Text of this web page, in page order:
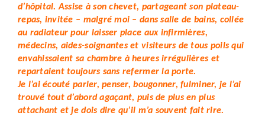
d’hôpital. Assise à son chevet, partageant son plateau-
repas, invitée – malgré moi – dans salle de bains, collée
au radiateur pour laisser place aux infirmières,
médecins, aides-soignantes et visiteurs de tous poils qui
envahissaient sa chambre à heures irrégulières et
repartaient toujours sans refermer la porte.
Je l’ai écouté parler, penser, bougonner, fulminer, je l’ai
trouvé tout d’abord agaçant, puis de plus en plus
attachant et je dois dire qu’il m’a souvent fait rire.